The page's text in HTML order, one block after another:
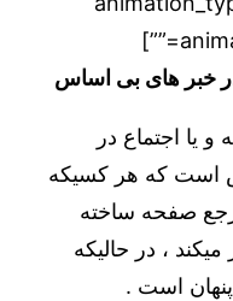
animation_speed=”0.1″ class=”” id=””]
یا اجتماع در
است که هر کسیکه
صفحه ساخته
، در حالیکه
است .